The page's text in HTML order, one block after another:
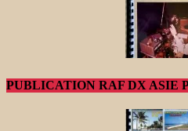
PUBLICATION RAF DX ASIE